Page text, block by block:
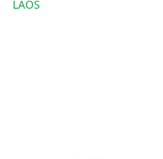
LAOS